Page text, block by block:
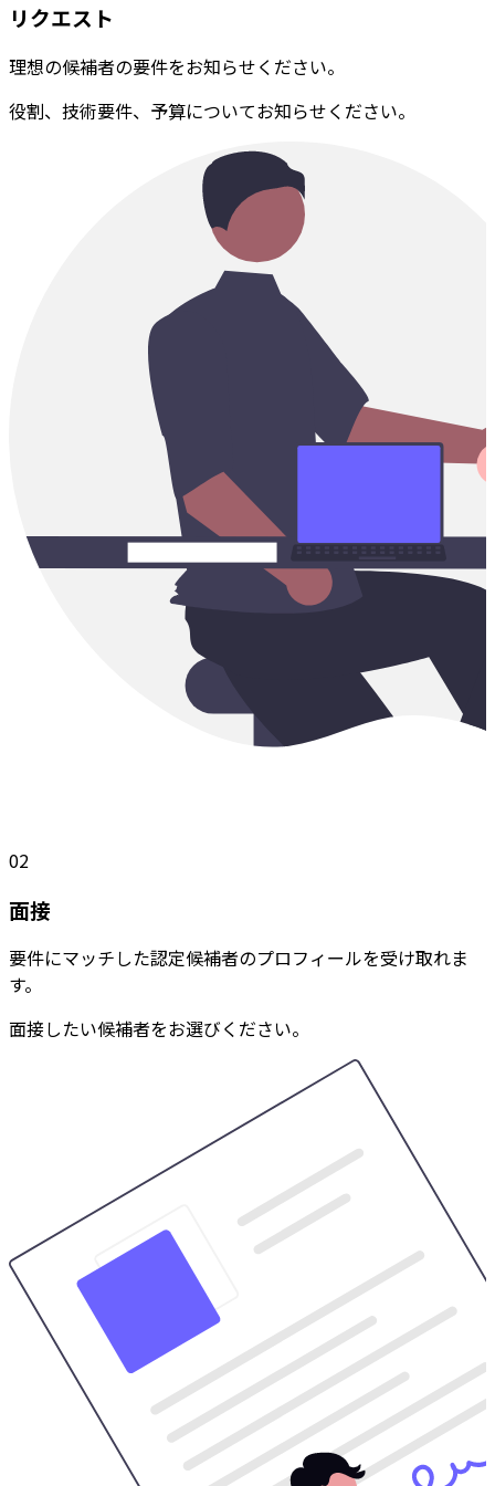
リクエスト
理想の候補者の要件をお知らせください。
役割、技術要件、予算についてお知らせください。
02
面接
要件にマッチした認定候補者のプロフィールを受け取れま
す。
面接したい候補者をお選びください。